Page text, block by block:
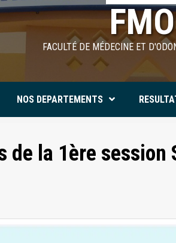
FACULTÉ DE MÉDECINE ET
NOS DEPARTEMENTS
de la 1ère session